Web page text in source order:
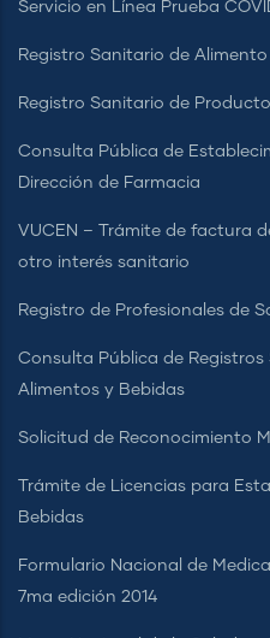
Servicio en Línea Prueba
Registro Sanitario de Alimento
Registro Sanitario de
Consulta Pública de
Dirección de Farmacia
VUCEN – Trámite de factura
otro interés sanitario
Registro de Profesionales de
Consulta Pública de
Alimentos y Bebidas
Solicitud de Reconocimiento
Trámite de Licencias para
Bebidas
Formulario Nacional de
7ma edición 2014